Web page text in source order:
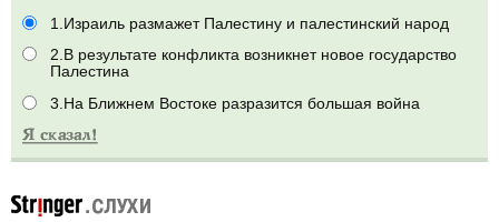
1.Израиль размажет Палестину и палестинский народ
2.В результате конфликта возникнет новое государство
Палестина
3.На Ближнем Востоке разразится большая война